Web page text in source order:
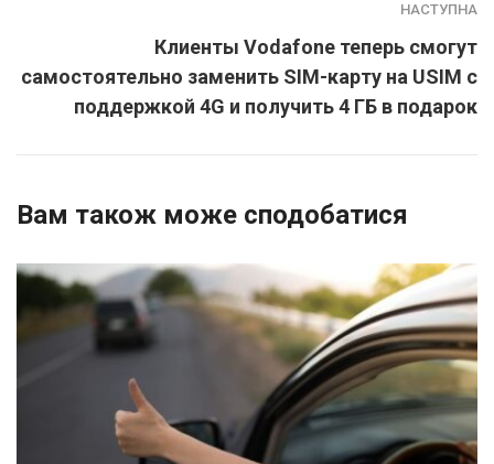
НАСТУПНА
Клиенты Vodafone теперь смогут
самостоятельно заменить SIM-карту на USIM с
поддержкой 4G и получить 4 ГБ в подарок
Вам також може сподобатися